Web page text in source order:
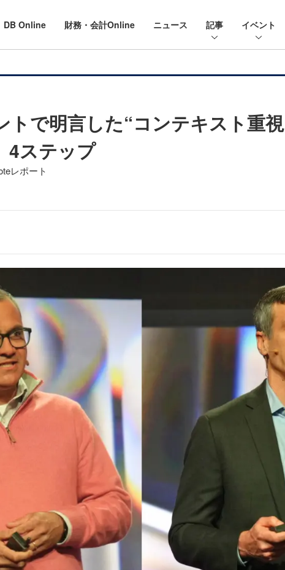
DB Online 財務・会計Online ニュース 記事 イベント
トで明言した“コンテキスト重
4ステップ
レポート